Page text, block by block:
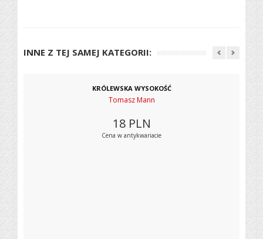
INNE Z TEJ SAMEJ KATEGORII:
KRÓLEWSKA WYSOKOŚĆ
Tomasz Mann
18 PLN
Cena w antykwariacie